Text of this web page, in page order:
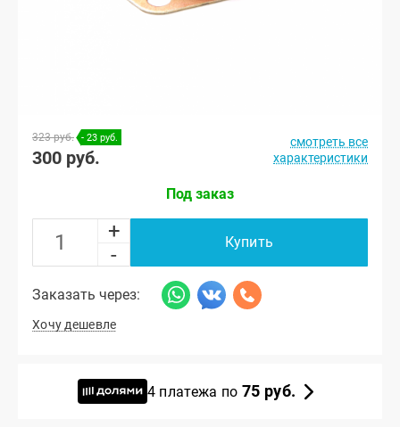
323 руб. - 23 руб.
300 руб.
смотреть все
характеристики
Под заказ
+
-
Купить
Заказать через:
Хочу дешевле
4 платежа по 75 руб.